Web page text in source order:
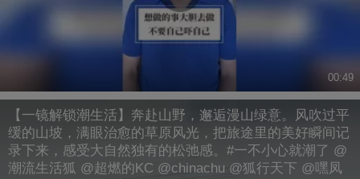
00:49
【一镜解锁潮生活】奔赴山野，邂逅漫山绿意。风吹过平
缓的山坡，满眼治愈的草原风光，把旅途里的美好瞬间记
录下来，感受大自然独有的松弛感。#一不小心就潮了 @
潮流生活狐 @超燃的KC @chinachu @狐行天下 @嘿凤